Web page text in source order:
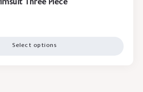
Three Piece
Select options